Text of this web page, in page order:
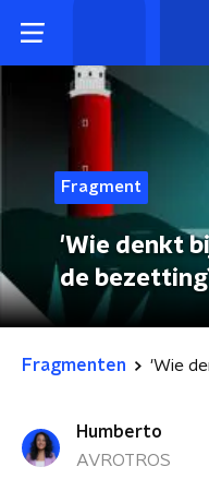
Fragment
'Wie denkt
de
Fragmenten
Humberto
AVROTROS